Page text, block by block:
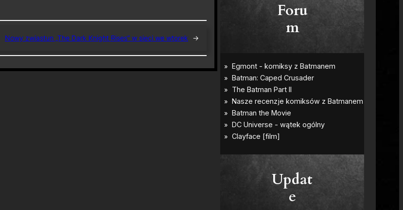
Nowy zwiastun „The Dark Knight Rises” w sieci we wtorek →
Foru
m
Updat
e